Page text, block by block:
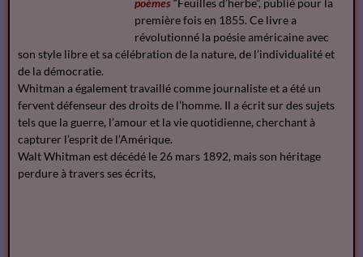
poèmes “Feuilles d’herbe”, publié pour la
première fois en 1855. Ce livre a
révolutionné la poésie américaine avec
son style libre et sa célébration de la nature, de l’individualité et
de la démocratie.
Whitman a également travaillé comme journaliste et a été un
fervent défenseur des droits de l’homme. Il a écrit sur des sujets
tels que la guerre, l’amour et la vie quotidienne, cherchant à
capturer l’esprit de l’Amérique.
Walt Whitman est décédé le 26 mars 1892, mais son héritage
perdure à travers ses écrits,